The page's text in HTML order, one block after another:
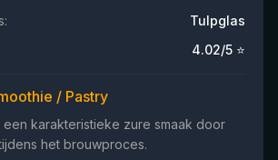
Tulpglas
4.02/5 ⭐
/ Pastry
karakteristieke zure smaak door
het brouwproces.